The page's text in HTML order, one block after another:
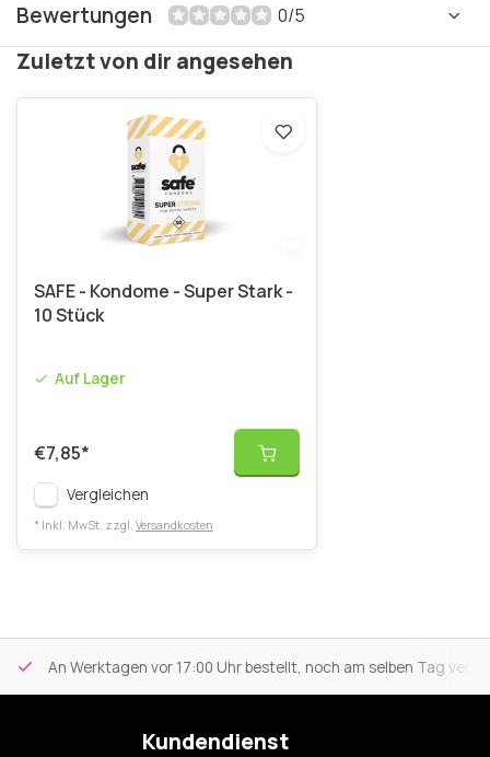
Bewertungen 0/5
Zuletzt von dir angesehen
SAFE - Kondome - Super Stark -
10 Stück
Auf Lager
€7,85*
Vergleichen
* Inkl. MwSt. zzgl. Versandkosten
An Werktagen vor 17:00 Uhr bestellt, noch am selben Tag
Kundendienst